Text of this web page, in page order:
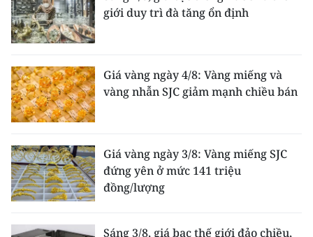
giới duy trì đà tăng ổn định
Giá vàng ngày 4/8: Vàng miếng và
vàng nhẫn SJC giảm mạnh chiều bán
Giá vàng ngày 3/8: Vàng miếng SJC
đứng yên ở mức 141 triệu
đồng/lượng
Sáng 3/8, giá bạc thế giới đảo chiều,